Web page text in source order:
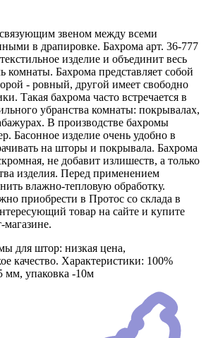
звеном между всеми
в драпировке. Бахрома арт. 36-777
изделие и объединит весь
комнаты. Бахрома представляет собой
- ровный, другой имеет свободно
Такая бахрома часто встречается в
убранства комнаты: покрывалах,
В производстве бахромы
Басонное изделие очень удобно в
на шторы и покрывала. Бахрома
не добавит излишеств, а только
изделия. Перед применением
влажно-тепловую обработку.
приобрести в Протос со склада в
товар на сайте и купите
магазине.
для штор: низкая цена,
качество. Характеристики: 100%
мм, упаковка -10м